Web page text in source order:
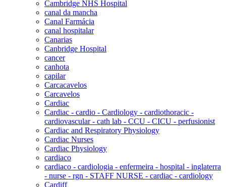
Cambridge NHS Hospital
canal da mancha
Canal Farmácia
canal hospitalar
Canarias
Canbridge Hospital
cancer
canhota
capilar
Carcacavelos
Carcavelos
Cardiac
Cardiac - cardio - Cardiology - cardiothoracic -
cardiovascular - cath lab - CCU - CICU - perfusionist
Cardiac and Respiratory Physiology
Cardiac Nurses
Cardiac Physiology
cardiaco
cardiaco - cardiologia - enfermeira - hospital - inglaterra
- nurse - rgn - STAFF NURSE - cardiac - cardiology
Cardiff